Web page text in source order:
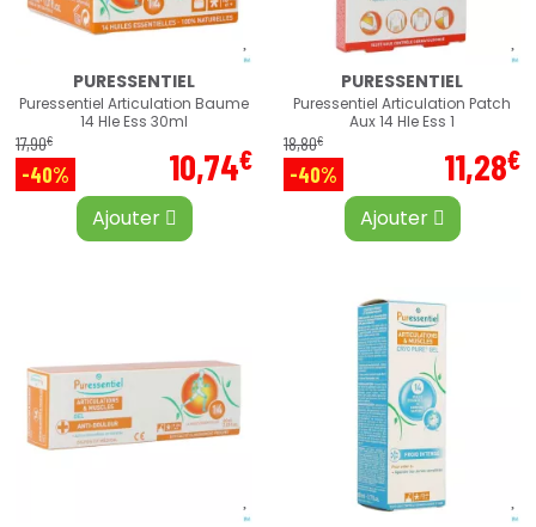
PURESSENTIEL
Puressentiel Articulation Baume
14 Hle Ess 30ml
17,90€
-40% 10,74€
Ajouter
PURESSENTIEL
Puressentiel Articulation Patch
Aux 14 Hle Ess 1
18,80€
-40% 11,28€
Ajouter